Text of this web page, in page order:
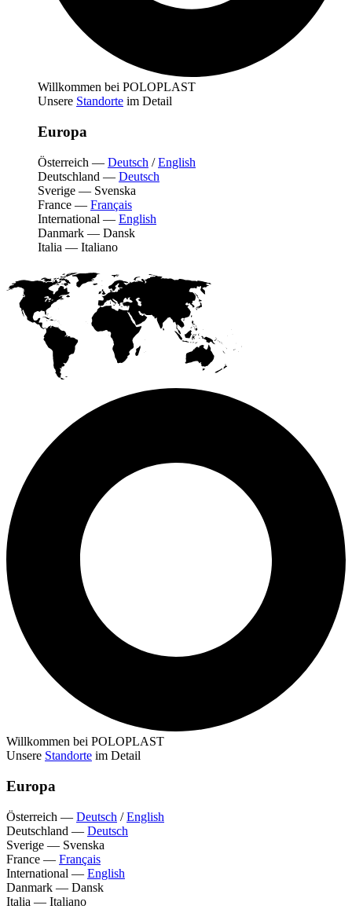
Willkommen bei POLOPLAST
Unsere Standorte im Detail
Europa
Österreich — Deutsch /English
Deutschland — Deutsch
Sverige — Svenska
France — Français
International — English
Danmark — Dansk
Italia — Italiano
Willkommen bei POLOPLAST
Unsere Standorte im Detail
Europa
Österreich — Deutsch /English
Deutschland — Deutsch
Sverige — Svenska
France — Français
International — English
Danmark — Dansk
Italia — Italiano